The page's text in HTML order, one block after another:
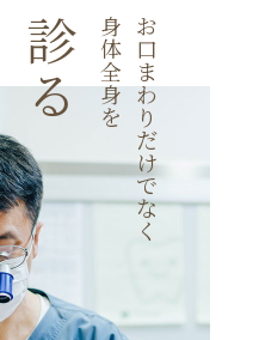
診
る
身
体
全
身
を
お
口
ま
わ
り
だ
け
で
な
く